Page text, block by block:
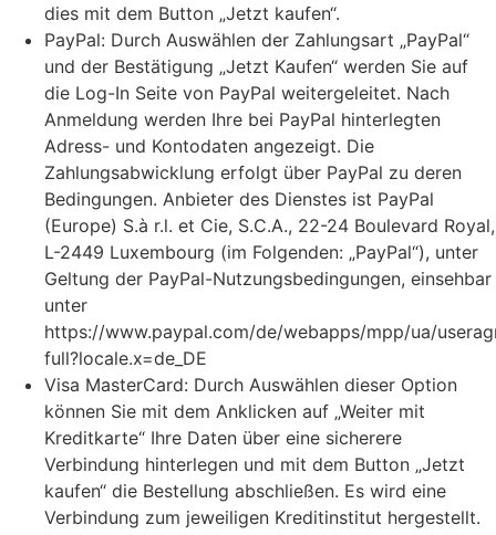
dies mit dem Button „Jetzt kaufen“.
PayPal: Durch Auswählen der Zahlungsart „PayPal“
und der Bestätigung „Jetzt Kaufen“ werden Sie auf
die Log-In Seite von PayPal weitergeleitet. Nach
Anmeldung werden Ihre bei PayPal hinterlegten
Adress- und Kontodaten angezeigt. Die
Zahlungsabwicklung erfolgt über PayPal zu deren
Bedingungen. Anbieter des Dienstes ist PayPal
(Europe) S.à r.l. et Cie, S.C.A., 22-24 Boulevard Royal,
L-2449 Luxembourg (im Folgenden: „PayPal“), unter
Geltung der PayPal-Nutzungsbedingungen, einsehbar
unter
https://www.paypal.com/de/webapps/mpp/ua/
full?locale.x=de_DE
Visa MasterCard: Durch Auswählen dieser Option
können Sie mit dem Anklicken auf „Weiter mit
Kreditkarte“ Ihre Daten über eine sicherere
Verbindung hinterlegen und mit dem Button „Jetzt
kaufen“ die Bestellung abschließen. Es wird eine
Verbindung zum jeweiligen Kreditinstitut hergestellt.